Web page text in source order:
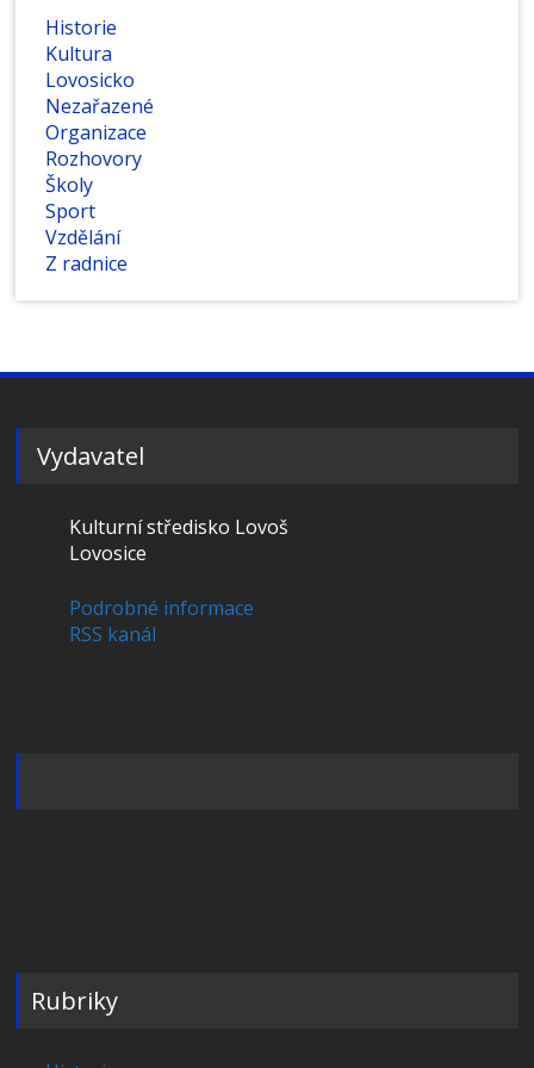
Historie
Kultura
Lovosicko
Nezařazené
Organizace
Rozhovory
Školy
Sport
Vzdělání
Z radnice
Vydavatel
Kulturní středisko Lovoš
Lovosice
Podrobné informace
RSS kanál
Rubriky